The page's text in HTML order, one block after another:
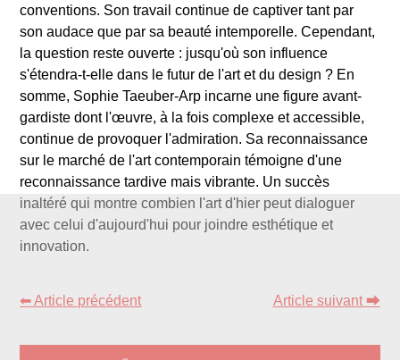
conventions. Son travail continue de captiver tant par
son audace que par sa beauté intemporelle. Cependant,
la question reste ouverte : jusqu'où son influence
s'étendra-t-elle dans le futur de l'art et du design ? En
somme, Sophie Taeuber-Arp incarne une figure avant-
gardiste dont l'œuvre, à la fois complexe et accessible,
continue de provoquer l'admiration. Sa reconnaissance
sur le marché de l'art contemporain témoigne d'une
reconnaissance tardive mais vibrante. Un succès
inaltéré qui montre combien l'art d'hier peut dialoguer
avec celui d'aujourd'hui pour joindre esthétique et
innovation.
⬅ Article précédent Article suivant ⮕